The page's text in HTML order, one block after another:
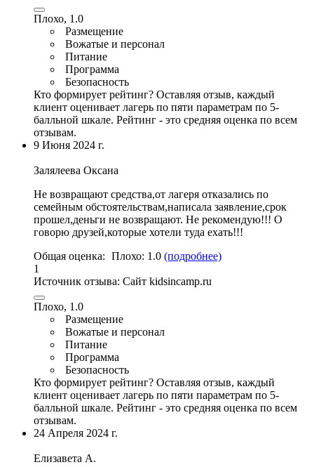
Плохо, 1.0
Размещение
Вожатые и персонал
Питание
Программа
Безопасность
Кто формирует рейтинг? Оставляя отзыв, каждый
клиент оценивает лагерь по пяти параметрам по 5-
балльной шкале. Рейтинг - это средняя оценка по всем
отзывам.
9 Июня 2024 г.
Залялеева Оксана
Не возвращают средства,от лагеря отказались по
семейным обстоятельствам,написала заявление,срок
прошел,деньги не возвращают. Не рекомендую!!! О
говорю друзей,которые хотели туда ехать!!!
Общая оценка: Плохо: 1.0 (подробнее)
1
Источник отзыва: Cайт kidsincamp.ru
Плохо, 1.0
Размещение
Вожатые и персонал
Питание
Программа
Безопасность
Кто формирует рейтинг? Оставляя отзыв, каждый
клиент оценивает лагерь по пяти параметрам по 5-
балльной шкале. Рейтинг - это средняя оценка по всем
отзывам.
24 Апреля 2024 г.
Елизавета А.